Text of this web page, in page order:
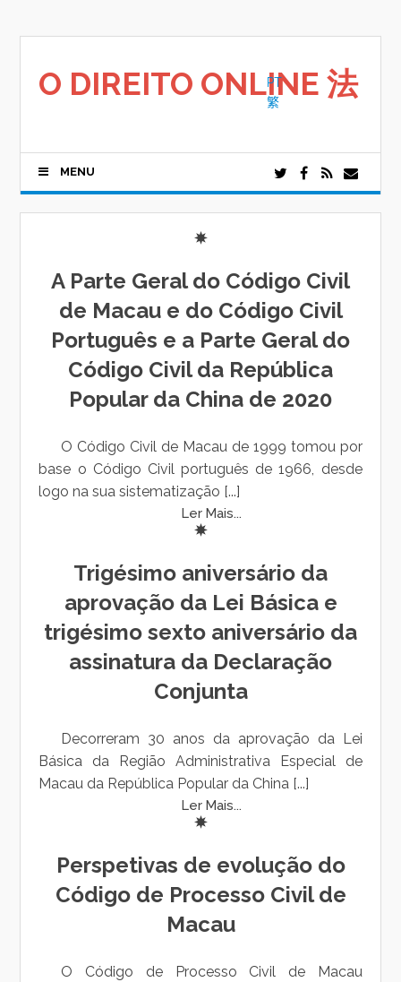
O DIREITO ONLINE 法
PT
繁
MENU
A Parte Geral do Código Civil
de Macau e do Código Civil
Português e a Parte Geral do
Código Civil da República
Popular da China de 2020
O Código Civil de Macau de 1999 tomou por
base o Código Civil português de 1966, desde
logo na sua sistematização [...]
Ler Mais...
Trigésimo aniversário da
aprovação da Lei Básica e
trigésimo sexto aniversário da
assinatura da Declaração
Conjunta
Decorreram 30 anos da aprovação da Lei
Básica da Região Administrativa Especial de
Macau da República Popular da China [...]
Ler Mais...
Perspetivas de evolução do
Código de Processo Civil de
Macau
O Código de Processo Civil de Macau